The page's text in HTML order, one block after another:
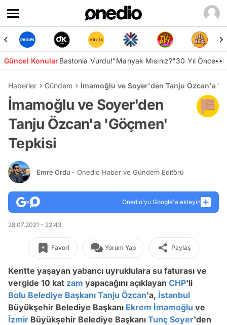
Güncel KonularBastonla Vurdu!"Manyak Mısınız?"30 Yıl Önce👀
Haberler Gündem İmamoğlu ve Soyer'den Tanju Özcan'a
İmamoğlu ve Soyer'den
Tanju Özcan'a 'Göçmen'
Tepkisi
Emre Ordu - Onedio Haber ve Gündem Editörü
Onedio’yu Google'a ekleyin
28.07.2021 - 22:43
Favori Yorum Yap Paylaş
Kentte yaşayan yabancı uyruklulara su faturası ve
vergide 10 kat zam yapacağını açıklayan CHP'li
Bolu Belediye Başkanı Tanju Özcan'a, İstanbul
Büyükşehir Belediye Başkanı Ekrem İmamoğlu ve
İzmir Büyükşehir Belediye Başkanı Tunç Soyer'den